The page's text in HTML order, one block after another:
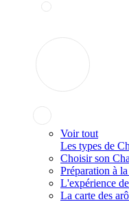
Voir tout
Les types de
Choisir son
Préparation à
L'expérience
La carte des